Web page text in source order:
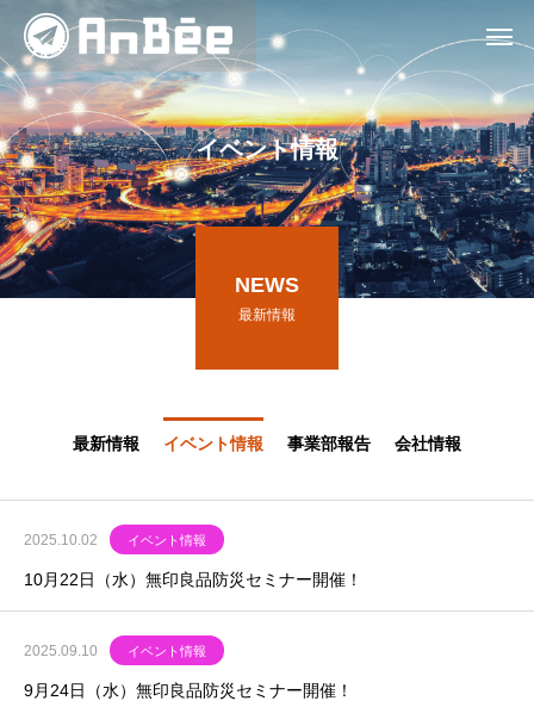
イベント情報
NEWS
最新情報
最新情報 イベント情報 事業部報告 会社情報
2025.10.02 イベント情報
10月22日（水）無印良品防災セミナー開催！
2025.09.10 イベント情報
9月24日（水）無印良品防災セミナー開催！